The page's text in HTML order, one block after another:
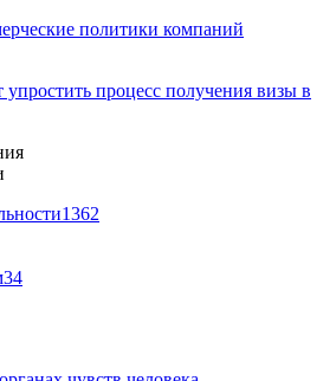
политики компаний
упростить процесс получения визы в
1362
34